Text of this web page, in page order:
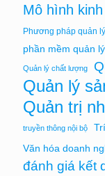
Mô hình
Phương pháp quản lý
phần mềm quản lý
Quản lý chất lượng
Quản lý
Quản trị
truyền thông nội bộ
Văn hóa doanh
đánh giá kết